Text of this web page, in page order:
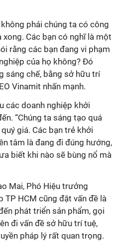
phải chúng ta có công
Các bạn có nghĩ là một
rằng các bạn đang vi phạm
của họ không? Đó
sáng chế, bằng sở hữu trí
Vinamit nhấn mạnh.
các doanh nghiệp khởi
“Chúng ta sáng tạo quá
giá. Các bạn trẻ khởi
tâm là đang đi đúng hướng,
biết khi nào sẽ bùng nổ mà
Mai, Phó Hiệu trưởng
TP HCM cũng đặt vấn đề là
phát triển sản phẩm, gọi
đi vấn đề sở hữu trí tuệ,
pháp lý rất quan trọng.